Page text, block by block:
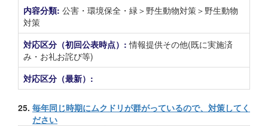
内容分類: 公害・環境保全・緑＞野生動物対策＞野生動物
対策
対応区分（初回公表時点）:情報提供その他(既に実施済
み・お礼お詫び等)
対応区分（最新）:
25. 毎年同じ時期にムクドリが群がっているので、対策してく
ださい